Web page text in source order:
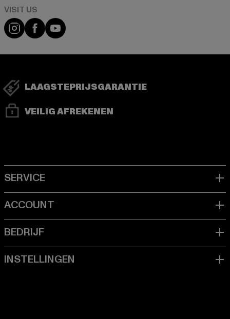
Visit our Instagram page:
Visit our Facebook page:
Visit our YouTube channel:
LAAGSTEPRIJSGARANTIE
VEILIG AFREKENEN